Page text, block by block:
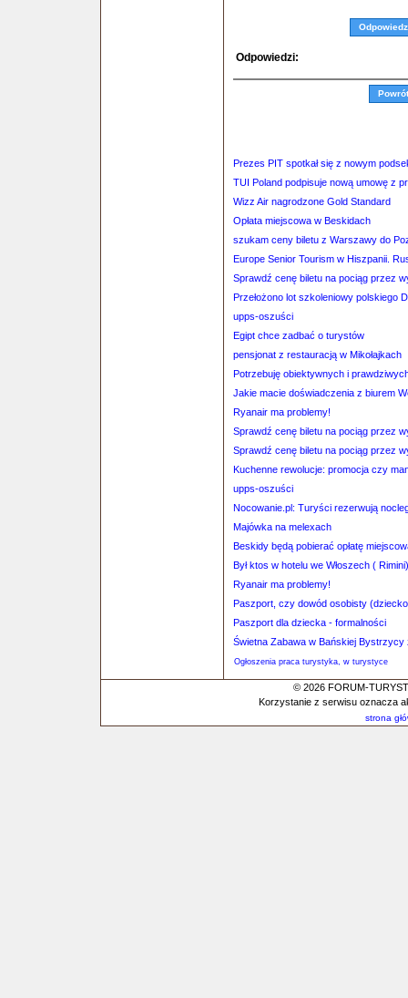
Odpowiedz
Odpowiedzi:
Prezes PIT spotkał się z nowym
TUI Poland podpisuje nową umowę z
Wizz Air nagrodzone Gold Standard
Opłata miejscowa w Beskidach
szukam ceny biletu z Warszawy do
Europe Senior Tourism w Hiszpanii.
Sprawdź cenę biletu na pociąg przez
Przełożono lot szkoleniowy polskiego
upps-oszuści
Egipt chce zadbać o turystów
pensjonat z restauracją w Mikołajkach
Potrzebuję obiektywnych i
Jakie macie doświadczenia z biurem
Ryanair ma problemy!
Sprawdź cenę biletu na pociąg przez
Sprawdź cenę biletu na pociąg przez
Kuchenne rewolucje: promocja czy
upps-oszuści
Nocowanie.pl: Turyści rezerwują
Majówka na melexach
Beskidy będą pobierać opłatę
Był ktos w hotelu we Włoszech (
Ryanair ma problemy!
Paszport, czy dowód osobisty
Paszport dla dziecka - formalności
Świetna Zabawa w Bańskiej
Ogłoszenia praca turystyka, w turystyce
© 2026 FORUM-
Korzystanie z serwisu oznacza
strona